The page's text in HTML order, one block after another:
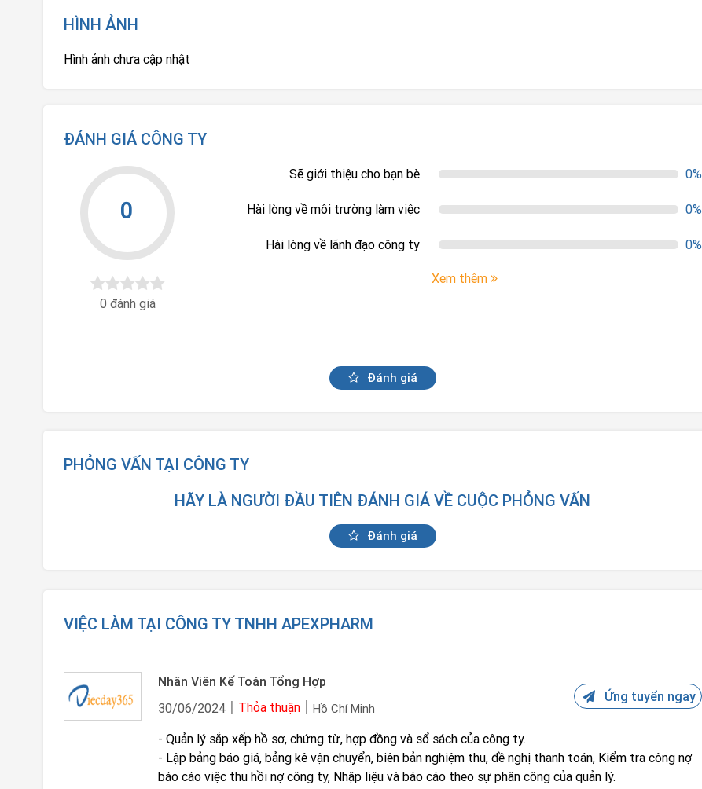
HÌNH ẢNH
Hình ảnh chưa cập nhật
ĐÁNH GIÁ CÔNG TY
0
0 đánh giá
Sẽ giới thiệu cho bạn bè 0%
Hài lòng về môi trường làm việc 0%
Hài lòng về lãnh đạo công ty 0%
Xem thêm
Đánh giá
PHỎNG VẤN TẠI CÔNG TY
HÃY LÀ NGƯỜI ĐẦU TIÊN ĐÁNH GIÁ VỀ CUỘC PHỎNG VẤN
Đánh giá
VIỆC LÀM TẠI CÔNG TY TNHH APEXPHARM
Nhân Viên Kế Toán Tổng Hợp
30/06/2024
Thỏa thuận Hồ Chí Minh
Ứng tuyển ngay
- Quản lý sắp xếp hồ sơ, chứng từ, hợp đồng và sổ sách của công ty.
- Lập bảng báo giá, bảng kê vận chuyển, biên bản nghiệm thu, đề nghị thanh toán, Kiểm tra công nợ
báo cáo việc thu hồi nợ công ty, Nhập liệu và báo cáo theo sự phân công của quản lý.